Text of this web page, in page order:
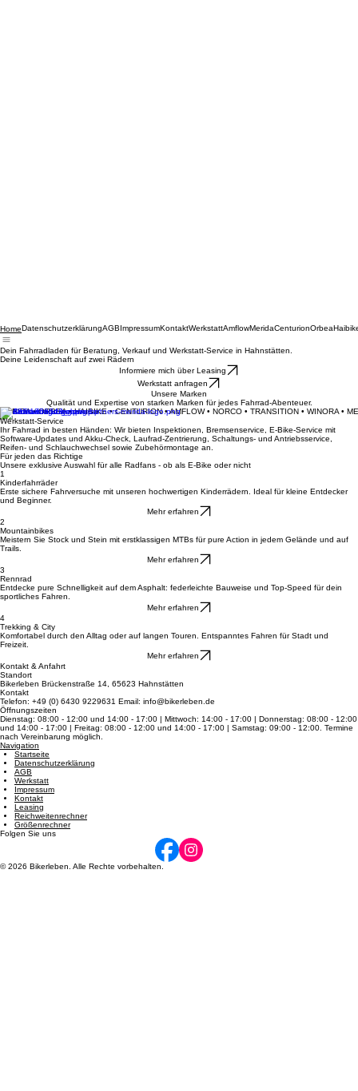
HomeDatenschutzerklärungAGB ImpressumKontaktWerkstattAmflowMeridaCenturion
Dein Fahrradladen für Beratung, Verkauf und Werkstatt-Service in Hahnstätten.
Informiere mich über Leasing
Werkstatt anfragen
Qualität und Expertise von starken Marken für jedes Fahrrad-Abenteuer.
MERIDA • ORBEA • HAIBIKE • CENTURION • AMFLOW • NORCO • TRANSITION • WINORA •
Werkstatt-Service
Ihr Fahrrad in besten Händen: Wir bieten Inspektionen, Bremsenservice, E-Bike-Service mit
Software-Updates und Akku-Check, Laufrad-Zentrierung, Schaltungs- und Antriebsservice,
Reifen- und Schlauchwechsel sowie Zubehörmontage an.
Für jeden das Richtige
Unsere exklusive Auswahl für alle Radfans - ob als E-Bike oder nicht
1
Erste sichere Fahrversuche mit unseren hochwertigen Kinderrädern. Ideal für kleine Entdecker
und Beginner.
Mehr erfahren
2
Meistern Sie Stock und Stein mit erstklassigen MTBs für pure Action in jedem Gelände und auf
Trails.
Mehr erfahren
3
Entdecke pure Schnelligkeit auf dem Asphalt: federleichte Bauweise und Top-Speed für dein
sportliches Fahren.
Mehr erfahren
4
Komfortabel durch den Alltag oder auf langen Touren. Entspanntes Fahren für Stadt und
Freizeit.
Mehr erfahren
Kontakt & Anfahrt
Standort
Bikerleben Brückenstraße 14, 65623 Hahnstätten
Kontakt
Telefon: +49 (0) 6430 9229631 Email: info@bikerleben.de
Öffnungszeiten
Dienstag: 08:00 - 12:00 und 14:00 - 17:00 | Mittwoch: 14:00 - 17:00 | Donnerstag: 08:00 - 12:00
und 14:00 - 17:00 | Freitag: 08:00 - 12:00 und 14:00 - 17:00 | Samstag: 09:00 - 12:00. Termine
nach Vereinbarung möglich.
Navigation
Startseite
Datenschutzerklärung
AGB
Werkstatt
Impressum
Kontakt
Leasing